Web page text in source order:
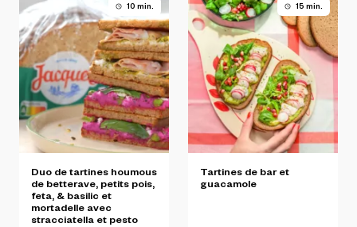
10 min.
Duo detartines houmous
de betterave, petits pois,
feta, & basilic et
mortadelle avec
stracciatella et pesto
15 min.
Tartines de bar et
guacamole